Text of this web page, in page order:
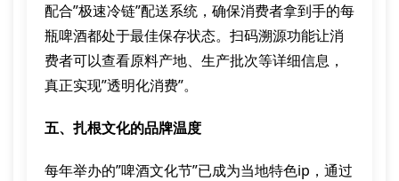
配合”极速冷链”配送系统，确保消费者拿到手的每
瓶啤酒都处于最佳保存状态。扫码溯源功能让消
费者可以查看原料产地、生产批次等详细信息，
真正实现”透明化消费”。
五、扎根文化的品牌温度
每年举办的”啤酒文化节”已成为当地特色ip，通过